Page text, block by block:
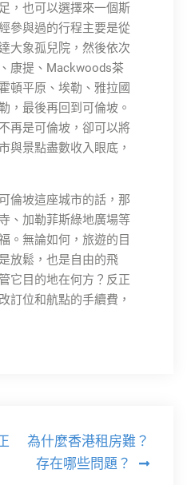
，也可以選擇來一個斯
參與過的行程主要是從
大象孤兒院，然後依次
康提、Mackwoods茶
頓平原、埃勒、雅拉國
，最後再回到可倫坡。
再是可倫坡，卻可以將
與景點盡數收入眼底，
倫坡這座城市的話，那
、加勒菲斯綠地廣場等
。無論如何，旅遊的目
放鬆，也是自由的飛
它目的地在何方？反正
訂位和航點的手續費，
為什麼香港租房難？
存在哪些問題？